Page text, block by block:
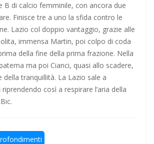
le avversarie della Lazio
19 anni dopo l'ultima volta
e Conticelli, il canto libero della Lazio!
B di calcio femminile, con ancora due
Finisce tre a uno la sfida contro le
Lazio col doppio vantaggio, grazie alle
immensa Martin, poi colpo di coda
della fine della prima frazione. Nella
ma poi Cianci, quasi allo scadere,
della tranquillità. La Lazio sale a
così a respirare l’aria della